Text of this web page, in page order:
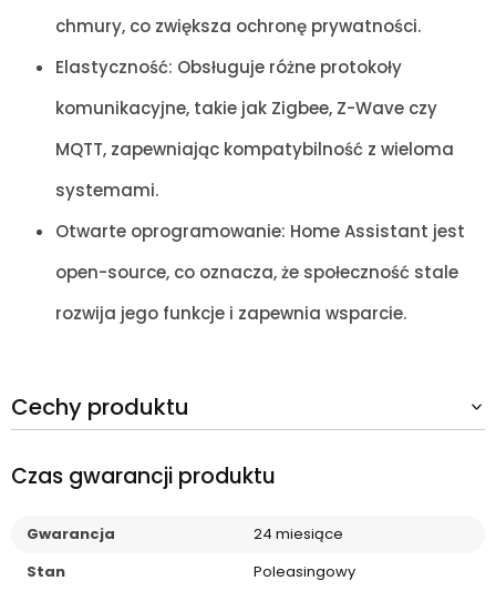
chmury, co zwiększa ochronę prywatności.
Elastyczność: Obsługuje różne protokoły
komunikacyjne, takie jak Zigbee, Z-Wave czy
MQTT, zapewniając kompatybilność z wieloma
systemami.
Otwarte oprogramowanie: Home Assistant jest
open-source, co oznacza, że społeczność stale
rozwija jego funkcje i zapewnia wsparcie.
Cechy produktu
Czas gwarancji produktu
Gwarancja
24 miesiące
Stan
Poleasingowy